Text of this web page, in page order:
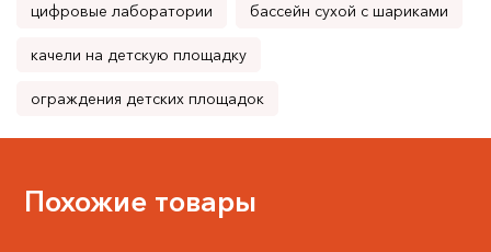
цифровые лаборатории бассейн сухой с шариками
качели на детскую площадку
ограждения детских площадок
Похожие товары